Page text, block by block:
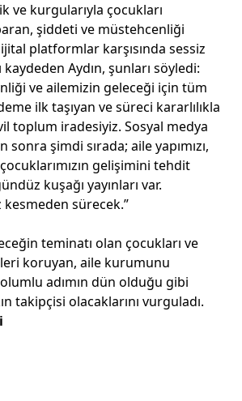
ve kurgularıyla çocukları
şiddeti ve müstehcenliği
platformlar karşısında sessiz
kaydeden Aydın, şunları söyledi:
ve ailemizin geleceği için tüm
ilk taşıyan ve süreci kararlılıkla
toplum iradesiyiz. Sosyal medya
şimdi sırada; aile yapımızı,
gelişimini tehdit
kuşağı yayınları var.
kesmeden sürecek.”
teminatı olan çocukları ve
koruyan, aile kurumunu
adımın dün olduğu gibi
takipçisi olacaklarını vurguladı.